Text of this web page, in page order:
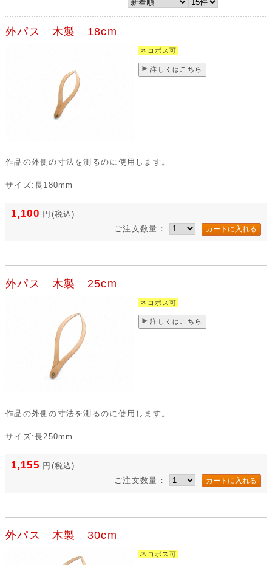
外パス 木製 18cm
ネコポス可
詳しくはこちら
作品の外側の寸法を測るのに使用します。
サイズ:長180mm
1,100 円 (税込)
ご注文数量：
外パス 木製 25cm
ネコポス可
詳しくはこちら
作品の外側の寸法を測るのに使用します。
サイズ:長250mm
1,155 円 (税込)
ご注文数量：
外パス 木製 30cm
ネコポス可